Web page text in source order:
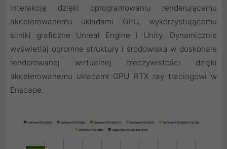
interakcję dzięki oprogramowaniu renderującemu
akcelerowanemu układami GPU, wykorzystującemu
silniki graficzne Unreal Engine i Unity. Dynamicznie
wyświetlaj ogromne struktury i środowiska w doskonale
renderowanej wirtualnej rzeczywistości dzięki
akcelerowanemu układami GPU RTX ray tracingowi w
Enscape.